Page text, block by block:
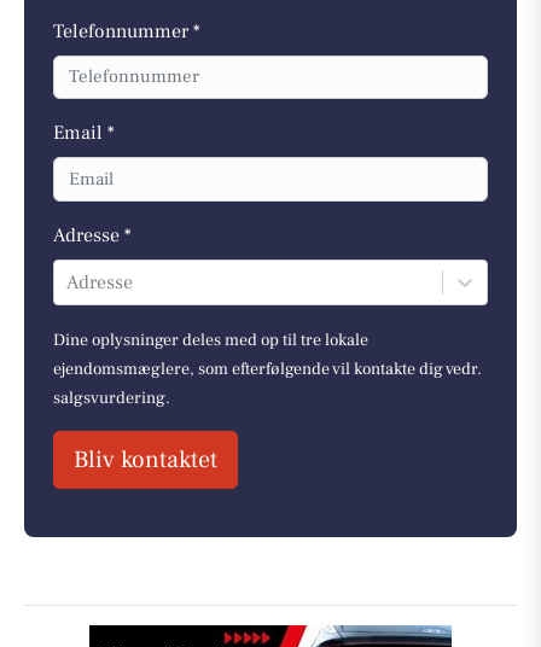
Telefonnummer *
Email *
Adresse *
Adresse
Dine oplysninger deles med op til tre lokale
ejendomsmæglere, som efterfølgende vil kontakte dig vedr.
salgsvurdering.
Bliv kontaktet